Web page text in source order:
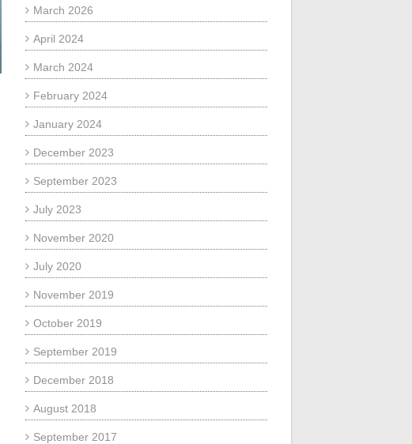
March 2026
April 2024
March 2024
February 2024
January 2024
December 2023
September 2023
July 2023
November 2020
July 2020
November 2019
October 2019
September 2019
December 2018
August 2018
September 2017